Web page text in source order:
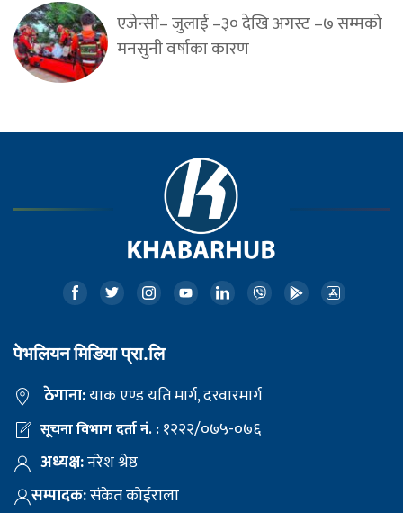
एजेन्सी– जुलाई –३० देखि अगस्ट –७ सम्मको
मनसुनी वर्षाका कारण
पेभलियन मिडिया प्रा.लि
ठेगाना:याक एण्ड यति मार्ग, दरवारमार्ग
सूचना विभाग दर्ता नं. :१२२२/०७५-०७६
अध्यक्ष:नरेश श्रेष्ठ
सम्पादक:संकेत कोईराला